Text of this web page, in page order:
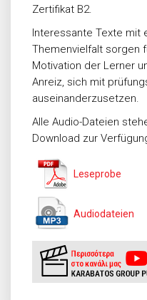
Zertifikat B2.
Interessante Texte mit
Themenvielfalt sorgen
Motivation der Lerner
Anreiz, sich mit
auseinanderzusetzen.
Alle Audio-Dateien
Download zur
Leseprobe
Audiodateien